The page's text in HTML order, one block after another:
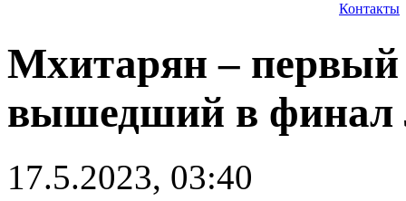
Контакты
Мхитарян – первый
вышедший в финал
17.5.2023, 03:40